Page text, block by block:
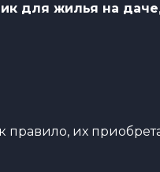
для жилья на даче
правило, их